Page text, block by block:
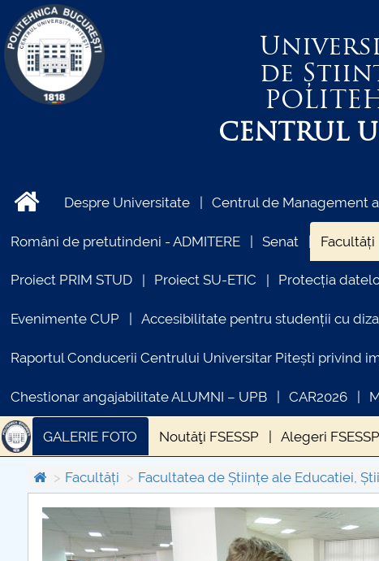
de
CENTRUL
Despre Universitate Centrul de Management
Români de pretutindeni - ADMITERE Senat Facultăți
Proiect PRIM STUD Proiect SU-ETIC Protecția
Evenimente CUP Accesibilitate pentru studenții cu
Raportul Conducerii Centrului Universitar Pitești privind
Chestionar angajabilitate ALUMNI – UPB CAR2026
GALERIE FOTO Noutăţi FSESSP Alegeri FSESSP
Facultăți Facultatea de Științe ale Educatiei,
COMUNICAT DE PRESA